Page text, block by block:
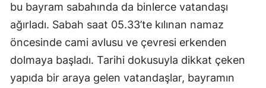
bu bayram sabahında da binlerce vatandaşı
ağırladı. Sabah saat 05.33’te kılınan namaz
öncesinde cami avlusu ve çevresi erkenden
dolmaya başladı. Tarihi dokusuyla dikkat çeken
yapıda bir araya gelen vatandaşlar, bayramın